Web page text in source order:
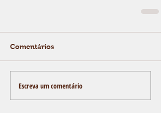
Comentários
Escreva um comentário